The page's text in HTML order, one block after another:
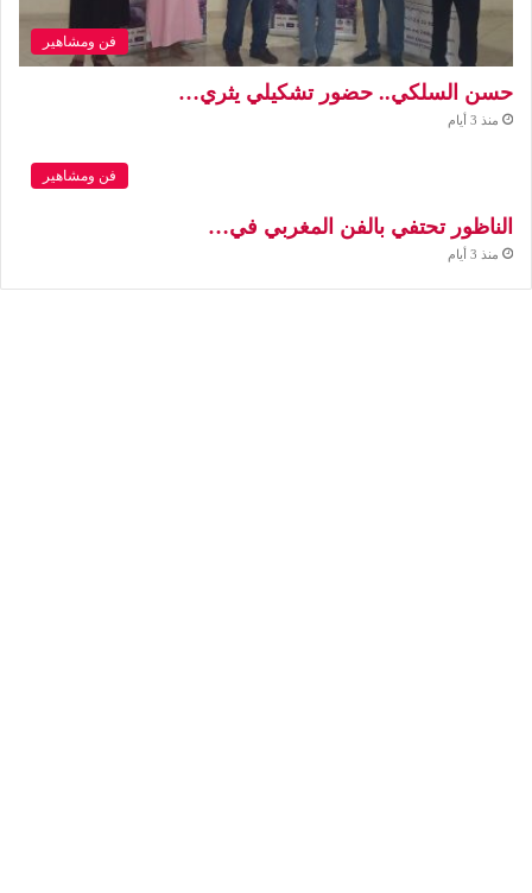
فن ومشاهير
حسن السلكي.. حضور تشكيلي يثري…
منذ 3 أيام
فن ومشاهير
الناظور تحتفي بالفن المغربي في…
منذ 3 أيام